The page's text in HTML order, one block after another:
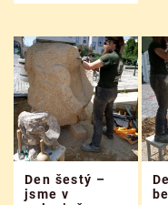
Den šestý –
jsme v